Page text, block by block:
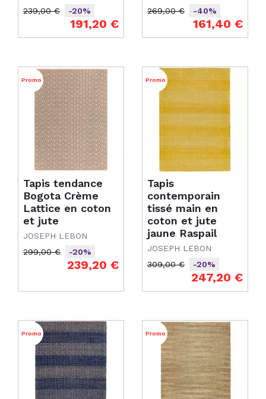
Prix de base
239,00 €
-20%
191,20 € Prix de base
269,00 €
-40%
161,40 €
Tapis tendance
Bogota Crème
Lattice en coton
et jute
JOSEPH LEBON
Prix de base
299,00 €
-20%
239,20 €
Promo
Tapis
contemporain
tissé main en
coton et jute
jaune Raspail
JOSEPH LEBON
Prix de base
309,00 €
-20%
247,20 €
Promo
Promo Promo